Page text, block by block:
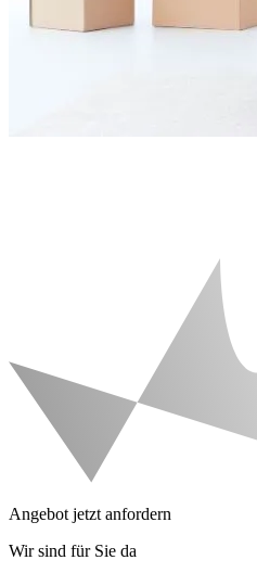
Angebot jetzt anfordern
Wir sind für Sie da